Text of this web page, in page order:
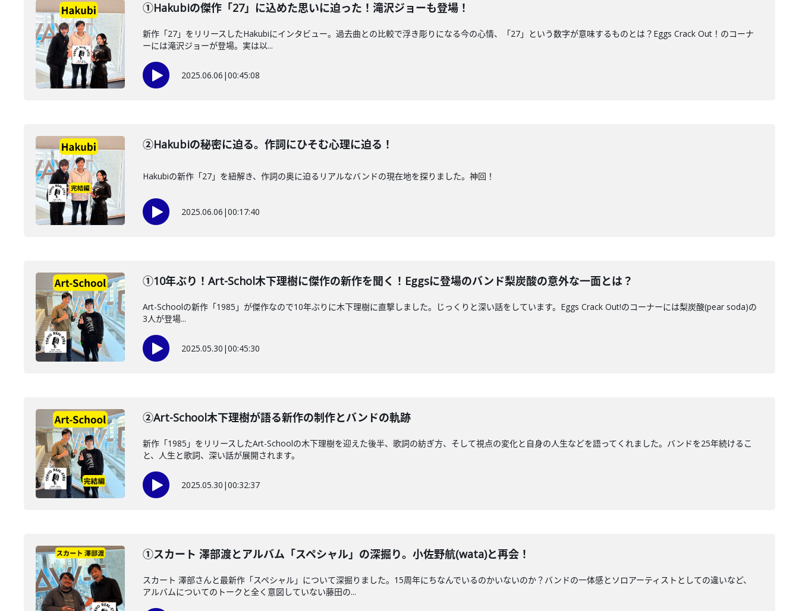
①Hakubiの傑作「27」に込めた思いに迫った！滝沢ジョーも登場！
新作「27」をリリースしたHakubiにインタビュー。過去曲との比較で浮き彫りになる今の心情、「27」という数字が意味するものとは？Eggs Crack Out！のコーナ
ーには滝沢ジョーが登場。実は以...
2025.06.06 |00:45:08
②Hakubiの秘密に迫る。作詞にひそむ心理に迫る！
Hakubiの新作「27」を紐解き、作詞の奥に迫るリアルなバンドの現在地を探りました。神回！
2025.06.06 |00:17:40
①10年ぶり！Art-Schol木下理樹に傑作の新作を聞く！Eggsに登場のバンド梨炭酸の意外な一面とは？
Art-Schoolの新作「1985」が傑作なので10年ぶりに木下理樹に直撃しました。じっくりと深い話をしています。Eggs Crack Out!のコーナーには梨炭酸(pear soda)の
3人が登場...
2025.05.30 |00:45:30
②Art-School木下理樹が語る新作の制作とバンドの軌跡
新作「1985」をリリースしたArt-Schoolの木下理樹を迎えた後半、歌詞の紡ぎ方、そして視点の変化と自身の人生などを語ってくれました。バンドを25年続けるこ
と、人生と歌詞、深い話が展開されます。
2025.05.30 |00:32:37
①スカート 澤部渡とアルバム「スペシャル」の深掘り。小佐野航(wata)と再会！
スカート 澤部さんと最新作「スペシャル」について深掘りました。15周年にちなんでいるのかいないのか？バンドの一体感とソロアーティストとしての違いなど、
アルバムについてのトークと全く意図していない藤田の...